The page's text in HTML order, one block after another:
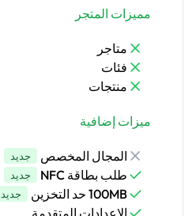
مميزات المتجر
متاجر
فئات
منتجات
ميزات إضافية
المجال المخصص جديد
طلب بطاقة NFC جديد
100MB حد التخزين جديد